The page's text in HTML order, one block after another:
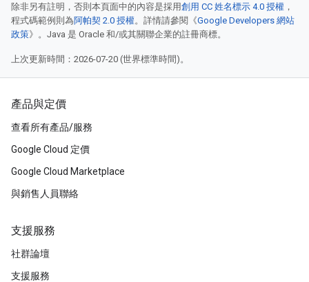
除非另有註明，否則本頁面中的內容是採用創用 CC 姓名標示 4.0 授權 ，
程式碼範例則為阿帕契 2.0 授權。詳情請參閱《Google Developers 網站
政策》。Java 是 Oracle 和/或其關聯企業的註冊商標。
上次更新時間：2026-07-20 (世界標準時間)。
產品與定價
查看所有產品/服務
Google Cloud 定價
Google Cloud Marketplace
與銷售人員聯絡
支援服務
社群論壇
支援服務